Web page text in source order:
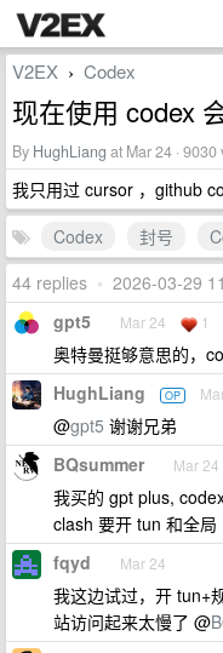
V2EX › Codex
现在使用 codex
By HughLiang at Mar 24 · 9030
我只用过 cursor ，github
Codex
封号
44 replies • 2026-03-29
gpt5 Mar 24 1
奥特曼挺够意思的，
HughLiang OP
@gpt5 谢谢兄弟
BQsummer Mar 24
我买的 gpt plus,
clash 要开 tun 和全局
fqyd Mar 24
我这边试过，开 tun+
站访问起来太慢了 @